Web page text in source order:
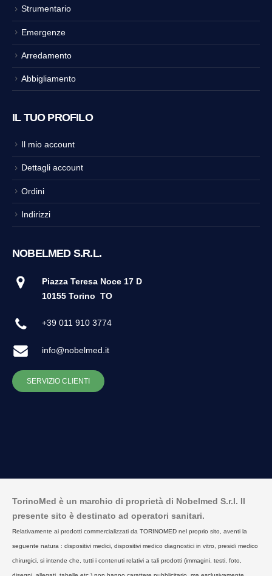
Strumentario
Emergenze
Arredamento
Abbigliamento
IL TUO PROFILO
Il mio account
Dettagli account
Ordini
Indirizzi
NOBELMED S.R.L.
Piazza Teresa Noce 17 D
10155 Torino TO
+39 011 910 3774
info@nobelmed.it
SERVIZIO CLIENTI
TorinoMed è un marchio di proprietà di Nobelmed S.r.l. Il
presente sito è destinato ad operatori sanitari.
Relativamente ai prodotti commercializzati da TORINOMED nel proprio sito, aventi la
seguente natura : dispositivi medici, dispositivi medico diagnostici in vitro, presidi medico
chirurgici, si intende che, tutti i contenuti relativi a tali prodotti (immagini, testi, foto,